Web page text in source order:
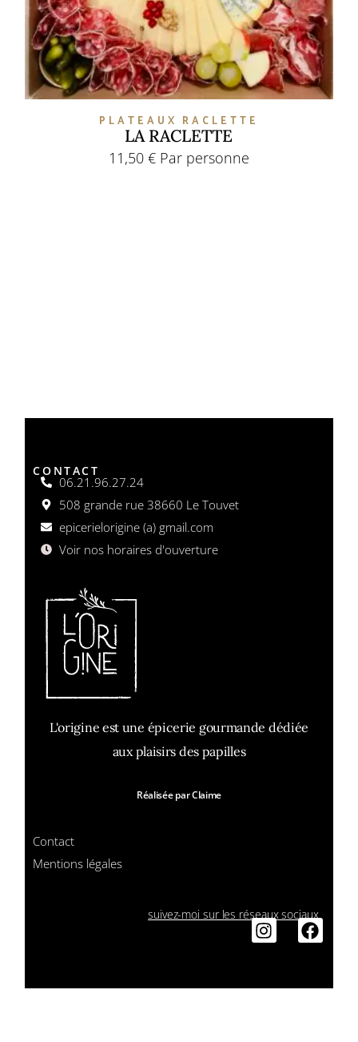
PLATEAUX RACLETTE
LA RACLETTE
11,50 €Par personne
CONTACT
06.21.96.27.24
508 grande rue 38660 Le Touvet
epicerielorigine (a) gmail.com
Voir nos horaires d'ouverture
L'origine est une épicerie gourmande dédiée
aux plaisirs des papilles
Réalisée par Claime
Contact
Mentions légales
suivez-moi sur les réseaux sociaux